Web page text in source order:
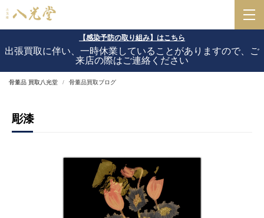
【感染予防の取り組み】はこちら
出張買取に伴い、一時休業していることがありますので、ご
来店の際はご連絡ください
骨董品 買取八光堂 骨董品買取ブログ
彫漆